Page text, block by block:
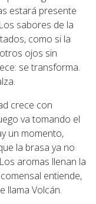
estará presente
sabores de la
como si la
ojos sin
se transforma.
crece con
va tomando el
un momento,
la brasa ya no
aromas llenan la
entiende,
llama Volcán.